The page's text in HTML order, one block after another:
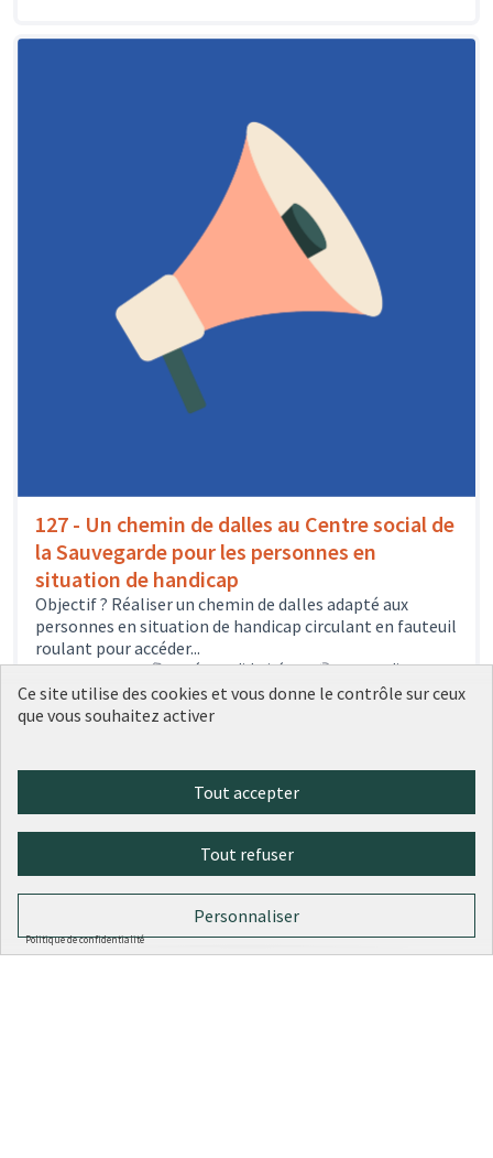
127 - Un chemin de dalles au Centre social de
la Sauvegarde pour les personnes en
situation de handicap
Objectif ? Réaliser un chemin de dalles adapté aux
personnes en situation de handicap circulant en fauteuil
roulant pour accéder...
324votes Santé et solidarité
9e arrondissement
Lauréat
30 000 €
Résultats par page :
1 2
Ce site utilise des cookies et vous donne le contrôle sur ceux
que vous souhaitez activer
Tout accepter
Tout refuser
Personnaliser
Politique de confidentialité